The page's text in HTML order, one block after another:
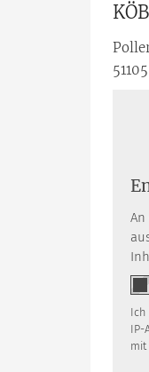
51105
Ich
IP-
mit